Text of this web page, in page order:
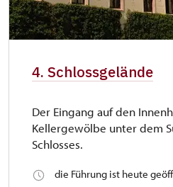
4. Schlossgelände
Der Eingang auf den
Kellergewölbe unter dem
Schlosses.
die Führung ist heute